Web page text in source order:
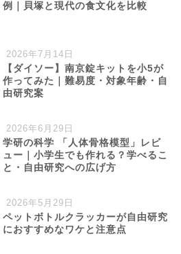
例｜貝塚と現代の食文化を比較
2026年7月14日
【ダイソー】南京錠キットを小5が
作ってみた｜難易度・対象年齢・自
由研究案
2026年6月29日
学研の科学 「人体骨格模型」レビ
ュー｜小学生でも作れる？学べるこ
と・自由研究への広げ方
2026年5月29日
ペットボトルクラッカーが自由研究
におすすめなワケと注意点